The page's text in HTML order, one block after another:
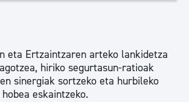
eta Ertzaintzaren arteko lankidetza
hiriko segurtasun-ratioak
sinergiak sortzeko eta hurbileko
eskaintzeko.